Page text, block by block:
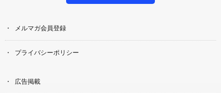
メルマガ会員登録
プライバシーポリシー
広告掲載